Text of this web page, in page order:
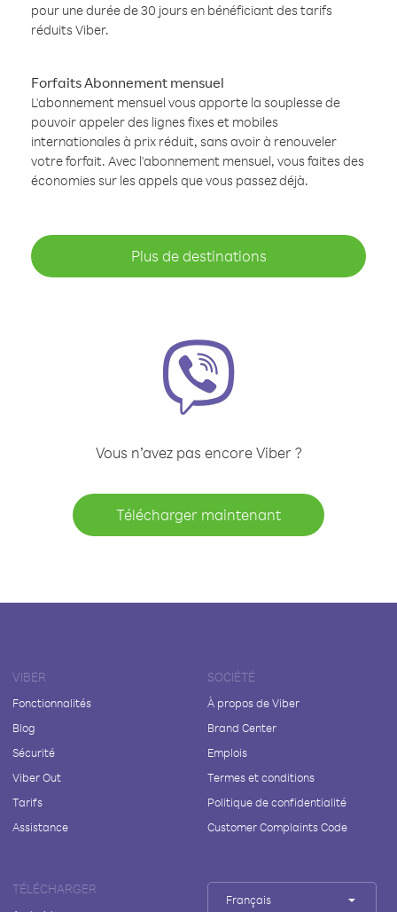
pour une durée de 30 jours en bénéficiant des tarifs
réduits Viber.
Forfaits Abonnement mensuel
L'abonnement mensuel vous apporte la souplesse de
pouvoir appeler des lignes fixes et mobiles
internationales à prix réduit, sans avoir à renouveler
votre forfait. Avec l'abonnement mensuel, vous faites des
économies sur les appels que vous passez déjà.
Plus de destinations
Vous n’avez pas encore Viber ?
Télécharger maintenant
VIBER
Fonctionnalités
Blog
Sécurité
Viber Out
Tarifs
Assistance
SOCIÉTÉ
À propos de Viber
Brand Center
Emplois
Termes et conditions
Politique de confidentialité
Customer Complaints Code
TÉLÉCHARGER
Français